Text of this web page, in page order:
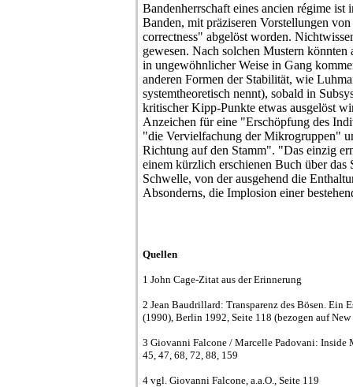
Bandenherrschaft eines ancien régime ist
Banden, mit präziseren Vorstellungen
correctness" abgelöst worden.
gewesen. Nach solchen Mustern
in ungewöhnlicher Weise in Gang
anderen Formen der Stabilität, wie
systemtheoretisch nennt), sobald in
kritischer Kipp-Punkte etwas ausgelöst
Anzeichen für eine "Erschöpfung des
"die Vervielfachung der Mikrogruppen"
Richtung auf den Stamm". "Das einzig
einem kürzlich erschienen Buch über das
Schwelle, von der ausgehend die
Absonderns, die Implosion einer
Quellen
1 John Cage-Zitat aus der Erinnerung
2 Jean Baudrillard: Transparenz des Bösen. Ein
(1990), Berlin 1992, Seite 118 (bezogen auf
3 Giovanni Falcone / Marcelle Padovani: Inside
45, 47, 68, 72, 88, 159
4 vgl. Giovanni Falcone, a.a.O., Seite 119